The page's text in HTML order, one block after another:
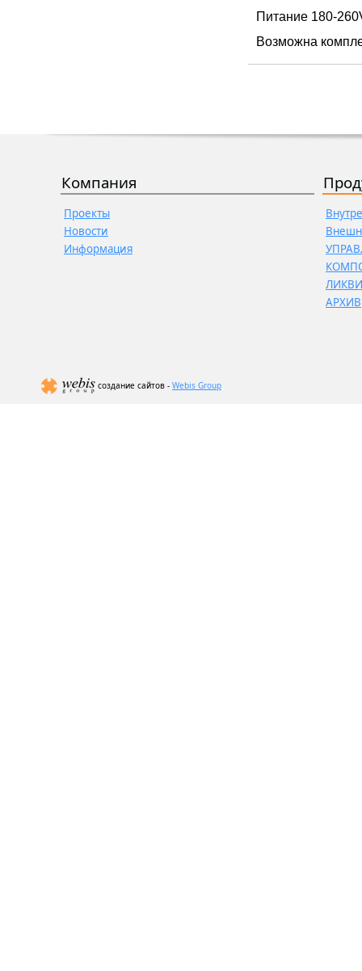
Питание 180-
Возможна
Компания
Проекты
Новости
Информация
АРХИВ
создание сайтов - Webis Group